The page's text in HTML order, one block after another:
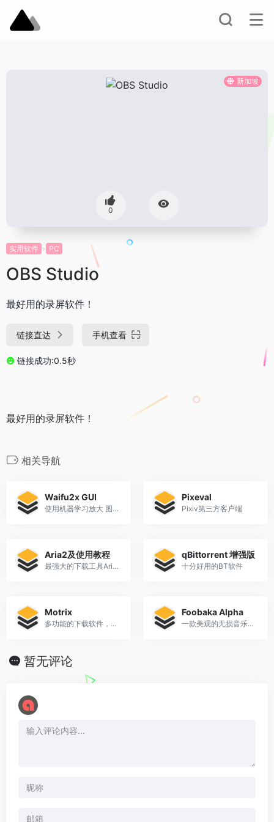
新加坡
0
实用软件 PC
OBS Studio
最好用的录屏软件！
链接直达 手机查看
链接成功:0.5秒
最好用的录屏软件！
相关导航
Waifu2x GUI
使用机器学习放大 图片/视频/GIF 以及 视频插帧(补帧)
Pixeval
Pixiv第三方客户端
Aria2及使用教程
最强大的下载工具Aria2
qBittorrent 增强版
十分好用的BT软件
Motrix
多功能的下载软件，基于Aria2
Foobaka Alpha
一款美观的无损音乐播放器
暂无评论